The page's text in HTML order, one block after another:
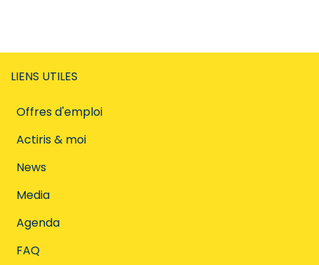
LIENS UTILES
Offres d'emploi
Actiris & moi
News
Media
Agenda
FAQ